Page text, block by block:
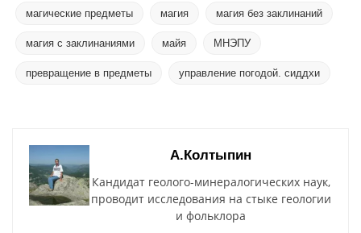
магические предметы магия магия без заклинаний
магия с заклинаниями майя МНЭПУ
превращение в предметы управление погодой. сиддхи
А.Колтыпин
Кандидат геолого-минералогических наук,
проводит исследования на стыке геологии
и фольклора